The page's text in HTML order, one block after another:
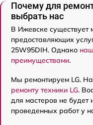
Почему для
выбрать нас
В Ижевске существует
предоставляющих
25W95DIH. Однако
преимуществами.
Мы ремонтируем LG.
ремонту техники LG.
для мастеров не
проведенных работ у